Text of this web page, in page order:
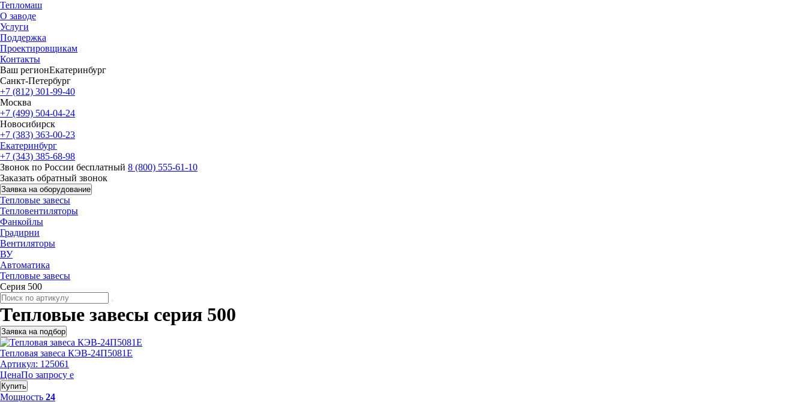
Тепломаш
О заводе
Услуги
Поддержка
Проектировщикам
Контакты
Ваш регионЕкатеринбург
Санкт-Петербург
+7 (812) 301-99-40
Москва
+7 (499) 504-04-24
Новосибирск
+7 (383) 363-00-23
Екатеринбург
+7 (343) 385-68-98
Звонок по России бесплатный 8 (800) 555-61-10
Заказать обратный звонок
Заявка на оборудование
Тепловые завесы
Тепловентиляторы
Фанкойлы
Градирни
Вентиляторы
ВУ
Автоматика
Тепловые завесы
Серия 500
Тепловые завесы серия 500
Заявка на подбор
Тепловая завеса КЭВ-24П5081Е
Артикул: 125061
ЦенаПо запросу е
Купить
Мощность 24